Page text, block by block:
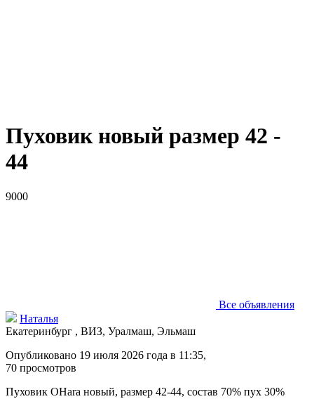
Пуховик новый размер 42 -
44
9000
Все объявления
Наталья
Екатеринбург , ВИЗ, Уралмаш, Эльмаш
Опубликовано 19 июля 2026 года в 11:35,
70 просмотров
Пуховик OHara новый, размер 42-44, состав 70% пух 30%